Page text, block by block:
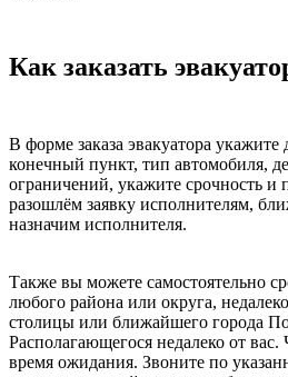
Как заказать
В форме заказа эвакуатора укажите
конечный пункт, тип автомобиля,
ограничений, укажите срочность и
разошлём заявку исполнителям,
назначим исполнителя.
Также вы можете самостоятельно
любого района или округа,
столицы или ближайшего города
Располагающегося недалеко от
время ожидания. Звоните по